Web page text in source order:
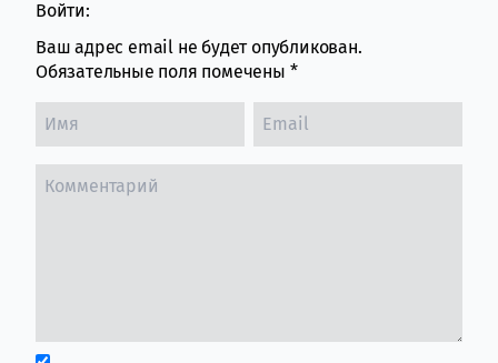
Войти:
Ваш адрес email не будет опубликован.
Обязательные поля помечены *